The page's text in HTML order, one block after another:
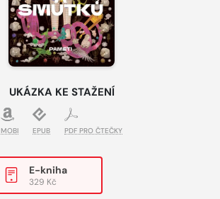
UKÁZKA KE STAŽENÍ
MOBI EPUB PDF PRO ČTEČKY
E-kniha
329 Kč